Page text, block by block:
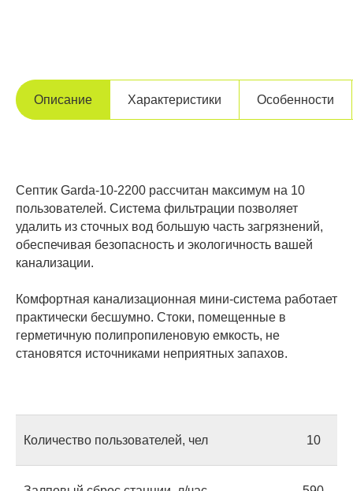
Описание Характеристики Особенности
Септик Garda-10-2200 рассчитан максимум на 10
пользователей. Система фильтрации позволяет
удалить из сточных вод большую часть загрязнений,
обеспечивая безопасность и экологичность вашей
канализации.
Комфортная канализационная мини-система работает
практически бесшумно. Стоки, помещенные в
герметичную полипропиленовую емкость, не
становятся источниками неприятных запахов.
Количество пользователей, чел 10